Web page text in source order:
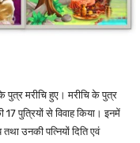
पुत्र मरीचि हुए। मरीचि के पुत्र
पुत्रियों से विवाह किया। इनमें
उनकी पत्नियों दिति एवं